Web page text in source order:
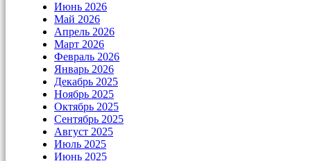
Июнь 2026
Май 2026
Апрель 2026
Март 2026
Февраль 2026
Январь 2026
Декабрь 2025
Ноябрь 2025
Октябрь 2025
Сентябрь 2025
Август 2025
Июль 2025
Июнь 2025